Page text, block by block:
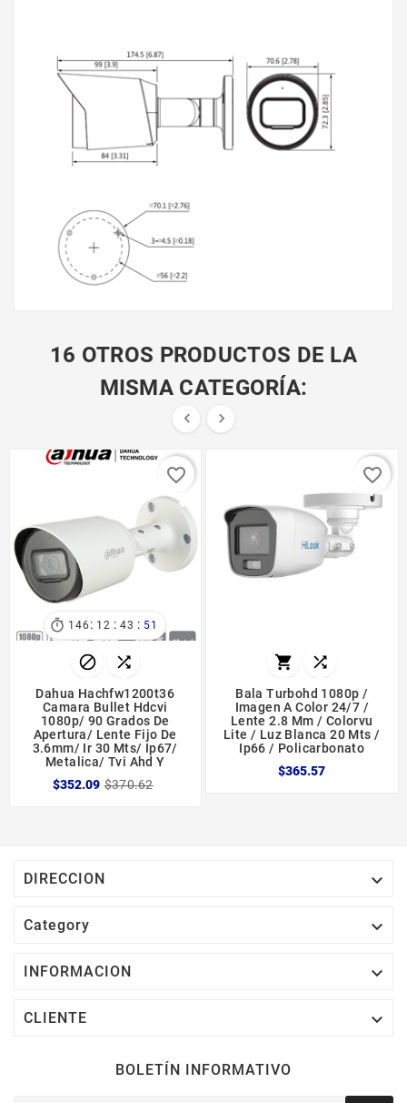
16 OTROS PRODUCTOS DE LA
MISMA CATEGORÍA:
 
 146 : 12 : 43 : 50
 
Dahua Hachfw1200t36
Camara Bullet Hdcvi
1080p/ 90 Grados De
Apertura/ Lente Fijo De
3.6mm/ Ir 30 Mts/ Ip67/
Metalica/ Tvi Ahd Y
$352.09 $370.62
favorite_border
 
Bala Turbohd 1080p /
Imagen A Color 24/7 /
Lente 2.8 Mm / Colorvu
Lite / Luz Blanca 20 Mts /
Ip66 / Policarbonato
$365.57
favorite_border
DIRECCION 
Category 
INFORMACION 
CLIENTE 
BOLETÍN INFORMATIVO